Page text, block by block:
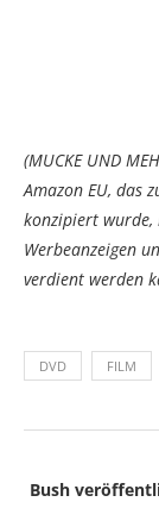
(MUCKE UND
Amazon EU, das
konzipiert wurde,
Werbeanzeigen
verdient werden
DVD FILM
Bush